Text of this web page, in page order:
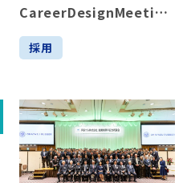
CareerDesignMeeting
に出展します 会場：
（28・29・30卒対象）
採用